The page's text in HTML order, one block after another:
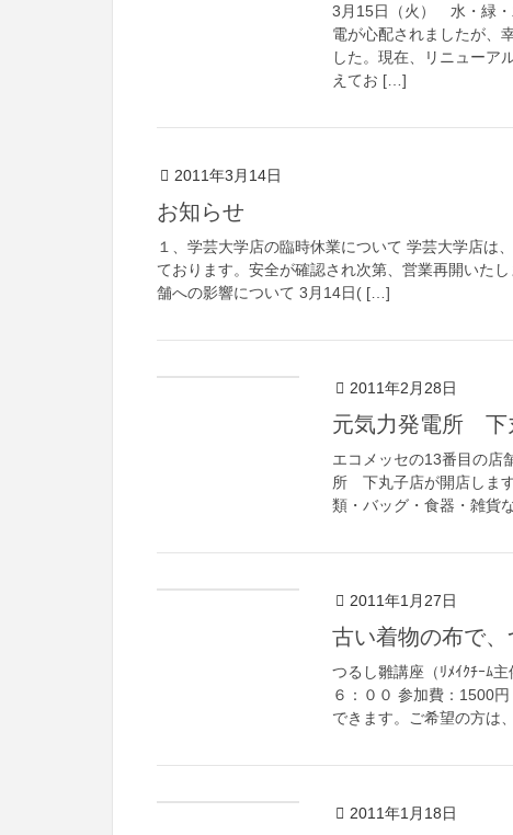
3月15日（火） 水・緑
電が心配されましたが、
した。現在、リニューア
えてお […]
2011年3月14日
お知らせ
１、学芸大学店の臨時休業について 学芸大学店は
ております。安全が確認され次第、営業再開いた
舗への影響について 3月14日( […]
2011年2月28日
元気力発電所
エコメッセの13番目の店
所 下丸子店が開店しま
類・バッグ・食器・雑
2011年1月27日
古い着物の布で、
つるし雛講座（ﾘﾒｲｸﾁｰﾑ
６：００ 参加費：1500
できます。ご希望の方は
2011年1月18日